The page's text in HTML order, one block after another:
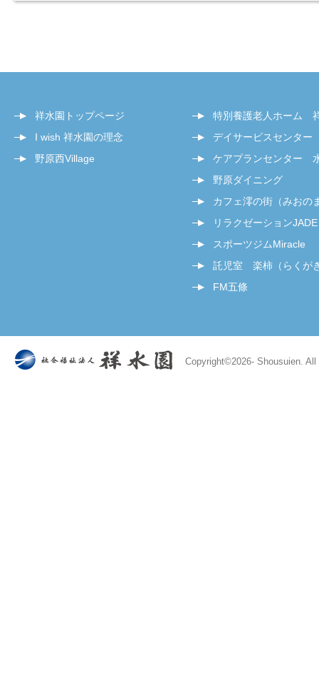
祥水園トップページ
I wish 祥水園の理念
野原西Village
特別養護老人ホーム
デイサービスセンタ
ケアプランセンター
野原ダイニング
カフェ澪の街（みおの
リラクゼーションJADE
スポーツジムMiracle
託児室 楽柿（らくが
FM五條
Copyright©2026- Shousuien.